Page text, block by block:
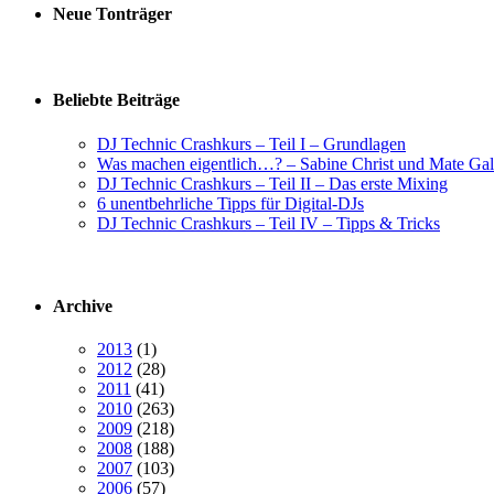
Neue Tonträger
Beliebte Beiträge
DJ Technic Crashkurs – Teil I – Grundlagen
Was machen eigentlich…? – Sabine Christ und Mate
DJ Technic Crashkurs – Teil II – Das erste Mixing
6 unentbehrliche Tipps für Digital-DJs
DJ Technic Crashkurs – Teil IV – Tipps & Tricks
Archive
2013 (1)
2012 (28)
2011 (41)
2010 (263)
2009 (218)
2008 (188)
2007 (103)
2006 (57)